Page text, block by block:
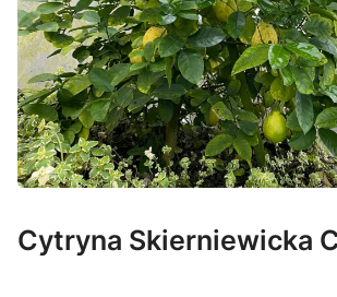
Cytryna Skierniewicka